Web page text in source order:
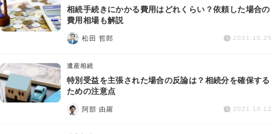
債務整理
交通事故
AI Search Premium
掲載をご検討の弁護士の方へ
相続手続きにかかる費用はどれくらい？依頼した場合の
費用相場も解説
松田 哲郎 2021.10.25
遺産相続
特別受益を主張された場合の反論は？相続分を確保する
ための注意点
阿部 由羅 2021.10.12